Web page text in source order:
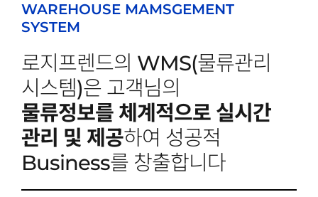
WAREHOUSE MAMSGEMENT
SYSTEM
로지프렌드의 WMS(물류관리
시스템)은 고객님의
물류정보를 체계적으로 실시간
관리 및 제공하여 성공적
Business를 창출합니다